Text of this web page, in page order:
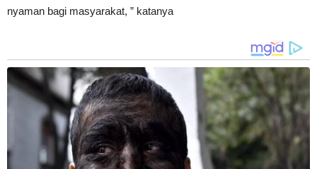
nyaman bagi masyarakat, ” katanya